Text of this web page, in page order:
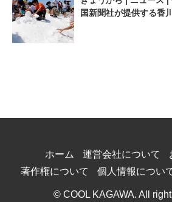
国新聞社が提供する香
ホーム 運営会社について
著作権について
個人情報につい
© COOL KAGAWA. All